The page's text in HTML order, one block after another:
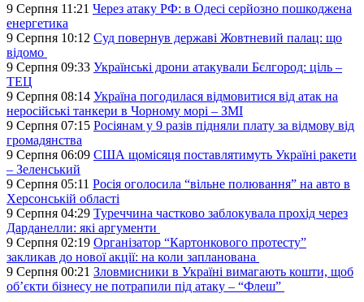
9 Серпня 11:21 Через атаку РФ: в Одесі серйозно пошкоджена
енергетика
9 Серпня 10:12 Суд повернув державі Жовтневий палац: що
відомо
9 Серпня 09:33 Українські дрони атакували Бєлгород: ціль –
ТЕЦ
9 Серпня 08:14 Україна погодилася відмовитися від атак на
неросійські танкери в Чорному морі – ЗМІ
9 Серпня 07:15 Росіянам у 9 разів підняли плату за відмову від
громадянства
9 Серпня 06:09 США щомісяця поставлятимуть Україні ракети
– Зеленський
9 Серпня 05:11 Росія оголосила “вільне полювання” на авто в
Херсонській області
9 Серпня 04:29 Туреччина частково заблокувала прохід через
Дарданелли: які аргументи
9 Серпня 02:19 Організатор “Картонкового протесту”
закликав до нової акції: на коли запланована
9 Серпня 00:21 Зловмисники в Україні вимагають кошти, щоб
об’єкти бізнесу не потрапили під атаку – “Флеш”